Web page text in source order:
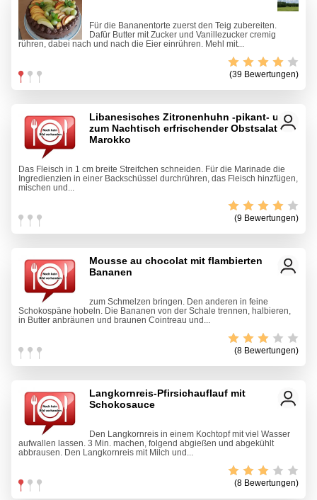
Für die Bananentorte zuerst den Teig zubereiten.
Dafür Butter mit Zucker und Vanillezucker cremig
rühren, dabei nach und nach die Eier einrühren. Mehl mit...
(39 Bewertungen)
Libanesisches Zitronenhuhn -pikant- und
zum Nachtisch erfrischender Obstsalat aus
Marokko
Das Fleisch in 1 cm breite Streifchen schneiden. Für die Marinade die
Ingredienzien in einer Backschüssel durchrühren, das Fleisch hinzfügen,
mischen und...
(9 Bewertungen)
Mousse au chocolat mit flambierten
Bananen
zum Schmelzen bringen. Den anderen in feine
Schokospäne hobeln. Die Bananen von der Schale trennen, halbieren,
in Butter anbräunen und braunen Cointreau und...
(8 Bewertungen)
Langkornreis-Pfirsichauflauf mit
Schokosauce
Den Langkornreis in einem Kochtopf mit viel Wasser
aufwallen lassen. 3 Min. machen, folgend abgießen und abgekühlt
abbrausen. Den Langkornreis mit Milch und...
(8 Bewertungen)